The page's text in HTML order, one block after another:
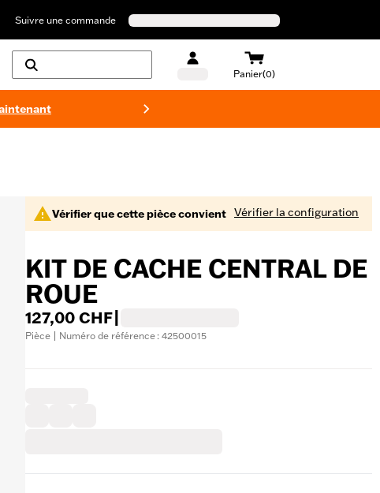
Suivre une commande
Panier(0)
Vérifier que cette pièce convient Vérifier la configuration
KIT DE CACHE CENTRAL DE
ROUE
127,00 CHF
Pièce | Numéro de référence : 42500015